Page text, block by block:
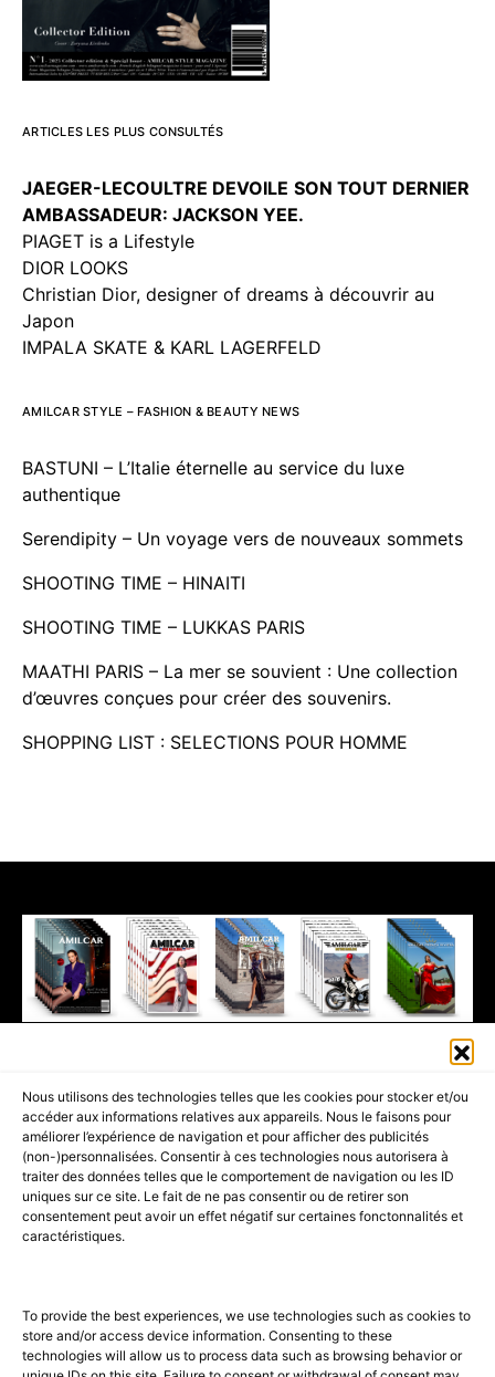
Nous utilisons des technologies telles que les cookies pour stocker et/ou
accéder aux informations relatives aux appareils. Nous le faisons pour
améliorer l’expérience de navigation et pour afficher des publicités
(non-)personnalisées. Consentir à ces technologies nous autorisera à
traiter des données telles que le comportement de navigation ou les ID
uniques sur ce site. Le fait de ne pas consentir ou de retirer son
consentement peut avoir un effet négatif sur certaines fonctonnalités et
caractéristiques.
To provide the best experiences, we use technologies such as cookies to
store and/or access device information. Consenting to these
technologies will allow us to process data such as browsing behavior or
ARTICLES LES PLUS CONSULTÉS
JAEGER-LECOULTRE DEVOILE SON TOUT DERNIER
AMBASSADEUR: JACKSON YEE.
PIAGET is a Lifestyle
DIOR LOOKS
Christian Dior, designer of dreams à découvrir au
Japon
IMPALA SKATE & KARL LAGERFELD
AMILCAR STYLE – FASHION & BEAUTY NEWS
BASTUNI – L’Italie éternelle au service du luxe
authentique
Serendipity – Un voyage vers de nouveaux sommets
SHOOTING TIME – HINAITI
SHOOTING TIME – LUKKAS PARIS
MAATHI PARIS – La mer se souvient : Une collection
d’œuvres conçues pour créer des souvenirs.
SHOPPING LIST : SELECTIONS POUR HOMME
PART OF THEAMILCAR MAGAZINE GROUP.EDITOR - ADVERTISING
AGENCE MEDIANE.
ACCUEIL BEST OF LUXE
35 MAGAZINES
SHOPPING & CONCIERGERIE
Voyages Contact